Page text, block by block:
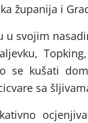
županija i
u svojim
se kušati
sa